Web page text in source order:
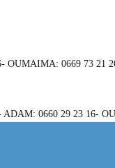
OUMAIMA: 0669 73 21
0660 29 23 16-